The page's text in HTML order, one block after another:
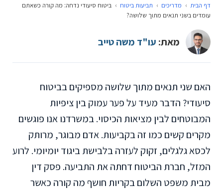
דף הבית › מדריכים › תביעות ביטוח › ביטוח סיעודי נדחה: מה קורה כשאתם
עומדים בשני תנאים מתוך שלושה?
מאת: עו"ד משה טייב
האם שני תנאים מתוך שלושה מספיקים בביטוח
סיעודי? הדבר מעיד על פער עמוק בין ציפיות
המבוטחים לבין מציאות הכיסוי. במשרדנו אנו פוגשים
מקרים קשים כמו זה בקביעות. אדם מבוגר, מרותק
לכסא גלגלים, זקוק לעזרה בלבישת ביגוד יומיומי. לרוע
המזל, חברת הביטוח דחתה את התביעה. פסק דין
מבית משפט השלום בקריות חושף מה קורה כאשר